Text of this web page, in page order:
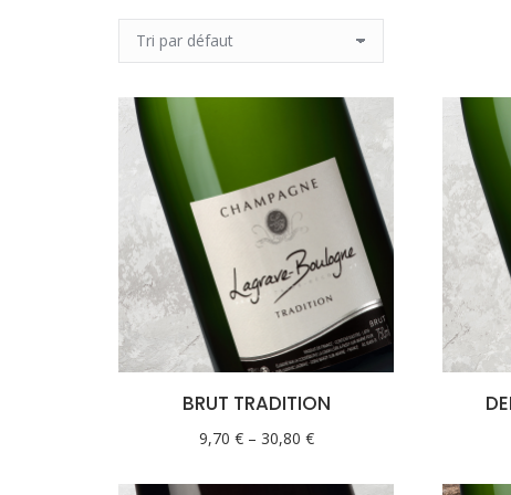
BRUT TRADITION
9,70 €– 30,80 €